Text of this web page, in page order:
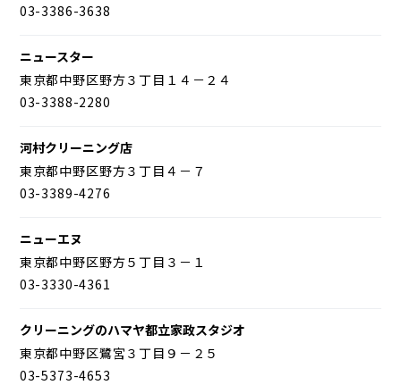
03-3386-3638
ニュースター
東京都中野区野方３丁目１４－２４
03-3388-2280
河村クリーニング店
東京都中野区野方３丁目４－７
03-3389-4276
ニューエヌ
東京都中野区野方５丁目３－１
03-3330-4361
クリーニングのハマヤ都立家政スタジオ
東京都中野区鷺宮３丁目９－２５
03-5373-4653